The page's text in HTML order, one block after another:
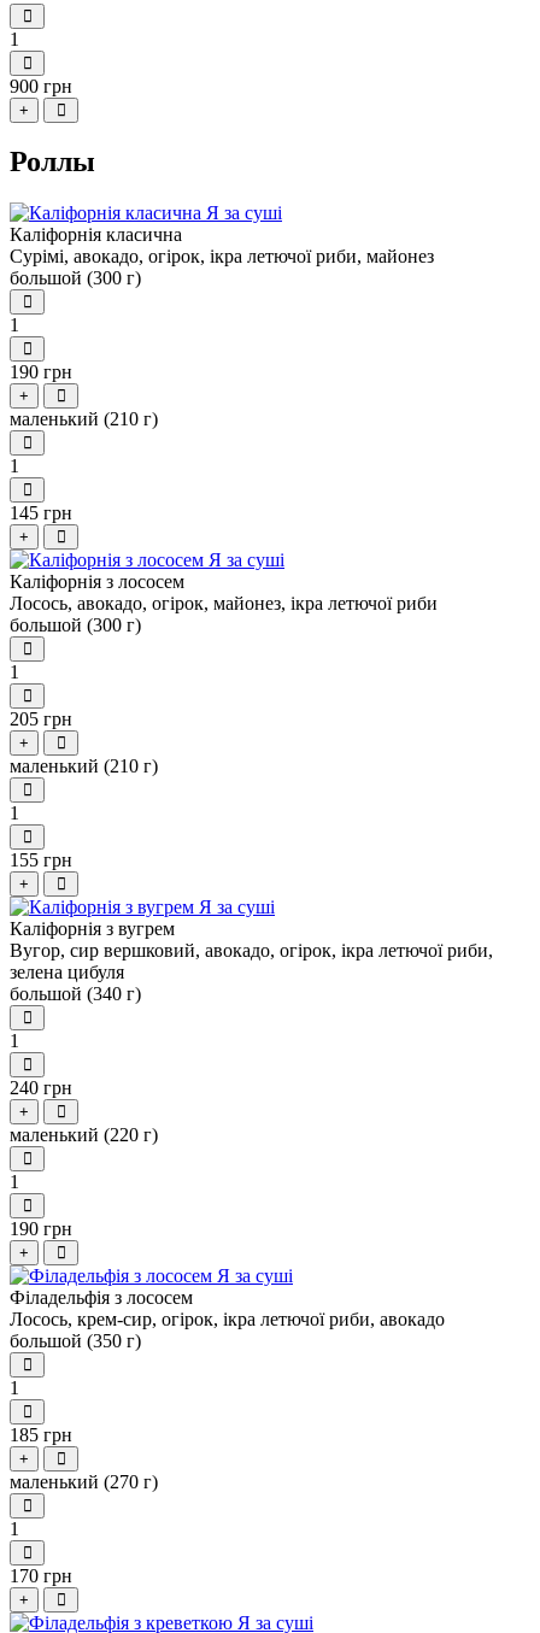
1
900 грн
+
Роллы
Каліфорнія класична
Сурімі, авокадо, огірок, ікра летючої риби, майонез
большой (300 г)
1
190 грн
+
маленький (210 г)
1
145 грн
+
Каліфорнія з лососем
Лосось, авокадо, огірок, майонез, ікра летючої риби
большой (300 г)
1
205 грн
+
маленький (210 г)
1
155 грн
+
Каліфорнія з вугрем
Вугор, сир вершковий, авокадо, огірок, ікра летючої риби,
зелена цибуля
большой (340 г)
1
240 грн
+
маленький (220 г)
1
190 грн
+
Філадельфія з лососем
Лосось, крем-сир, огірок, ікра летючої риби, авокадо
большой (350 г)
1
185 грн
+
маленький (270 г)
1
170 грн
+